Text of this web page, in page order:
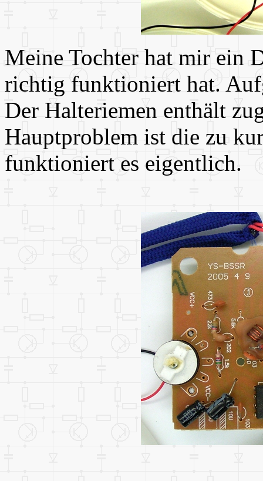
Meine Tochter hat mir ein
richtig funktioniert hat.
Der Halteriemen enthält
Hauptproblem ist die zu
funktioniert es eigentlich.